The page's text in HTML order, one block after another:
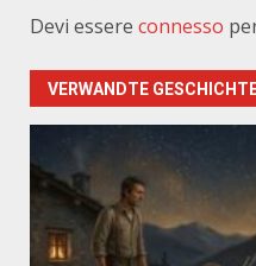
Devi essere connesso
VERWANDTE